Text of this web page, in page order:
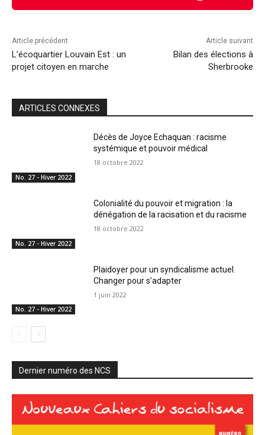
Article précédent
L’écoquartier Louvain Est : un
projet citoyen en marche
Article suivant
Bilan des élections à
Sherbrooke
ARTICLES CONNEXES
No. 27 - Hiver 2022
Décès de Joyce Echaquan : racisme
systémique et pouvoir médical
18 octobre 2022
No. 27 - Hiver 2022
Colonialité du pouvoir et migration : la
dénégation de la racisation et du racisme
18 octobre 2022
No. 27 - Hiver 2022
Plaidoyer pour un syndicalisme actuel.
Changer pour s’adapter
1 juin 2022
Dernier numéro des NCS